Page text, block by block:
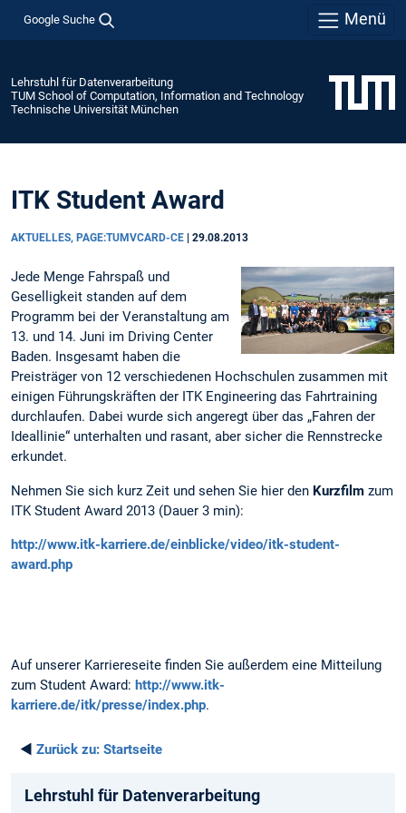
Google Suche Menü
Lehrstuhl für Datenverarbeitung
TUM School of Computation, Information and Technology
Technische Universität München
ITK Student Award
AKTUELLES, PAGE:TUMVCARD-CE 29.08.2013
Jede Menge Fahrspaß und
Geselligkeit standen auf dem
Programm bei der Veranstaltung am
13. und 14. Juni im Driving Center
Baden. Insgesamt haben die
Preisträger von 12 verschiedenen Hochschulen zusammen mit
einigen Führungskräften der ITK Engineering das Fahrtraining
durchlaufen. Dabei wurde sich angeregt über das „Fahren der
Ideallinie“ unterhalten und rasant, aber sicher die Rennstrecke
erkundet.
Nehmen Sie sich kurz Zeit und sehen Sie hier den Kurzfilm zum
ITK Student Award 2013 (Dauer 3 min):
http://www.itk-karriere.de/einblicke/video/itk-student-
award.php
Auf unserer Karriereseite finden Sie außerdem eine Mitteilung
zum Student Award: http://www.itk-
karriere.de/itk/presse/index.php.
◄ Zurück zu: Startseite
Lehrstuhl für Datenverarbeitung